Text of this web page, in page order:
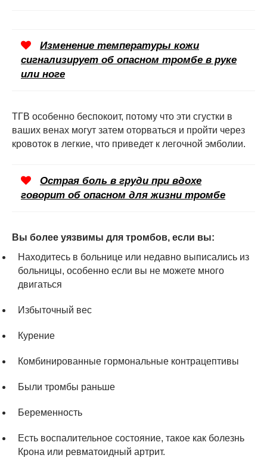
Изменение температуры кожи
сигнализирует об опасном тромбе в руке
или ноге
ТГВ особенно беспокоит, потому что эти сгустки в
ваших венах могут затем оторваться и пройти через
кровоток в легкие, что приведет к легочной эмболии.
Острая боль в груди при вдохе
говорит об опасном для жизни тромбе
Вы более уязвимы для тромбов, если вы:
Находитесь в больнице или недавно выписались из
больницы, особенно если вы не можете много
двигаться
Избыточный вес
Курение
Комбинированные гормональные контрацептивы
Были тромбы раньше
Беременность
Есть воспалительное состояние, такое как болезнь
Крона или ревматоидный артрит.